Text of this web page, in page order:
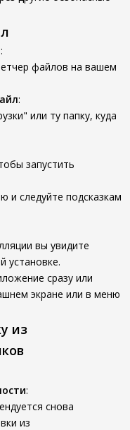
:
файлов на вашем
:
или ту папку, куда
запустить
и следуйте подсказкам
вы увидите
установке.
сразу или
экране или в меню
из
:
снова
из